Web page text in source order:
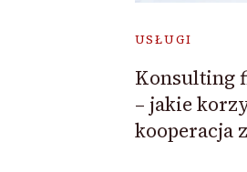
USŁUGI
Konsulting
– jakie
kooperacja